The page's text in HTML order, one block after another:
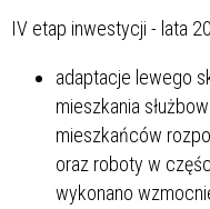
IV etap inwestycji - lata
adaptacje lewego
mieszkania
mieszkańców
oraz roboty w
wykonano